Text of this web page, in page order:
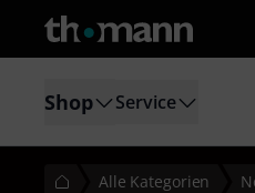
Shop Service
Alle Kategorien